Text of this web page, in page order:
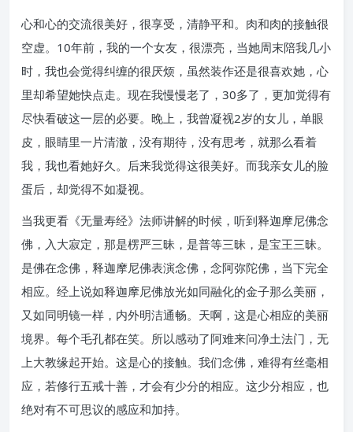
心和心的交流很美好，很享受，清静平和。肉和肉的接触很
空虚。10年前，我的一个女友，很漂亮，当她周末陪我几小
时，我也会觉得纠缠的很厌烦，虽然装作还是很喜欢她，心
里却希望她快点走。现在我慢慢老了，30多了，更加觉得有
尽快看破这一层的必要。晚上，我曾凝视2岁的女儿，单眼
皮，眼睛里一片清澈，没有期待，没有思考，就那么看着
我，我也看她好久。后来我觉得这很美好。而我亲女儿的脸
蛋后，却觉得不如凝视。
当我更看《无量寿经》法师讲解的时候，听到释迦摩尼佛念
佛，入大寂定，那是楞严三昧，是普等三昧，是宝王三昧。
是佛在念佛，释迦摩尼佛表演念佛，念阿弥陀佛，当下完全
相应。经上说如释迦摩尼佛放光如同融化的金子那么美丽，
又如同明镜一样，内外明洁通畅。天啊，这是心相应的美丽
境界。每个毛孔都在笑。所以感动了阿难来问净土法门，无
上大教缘起开始。这是心的接触。我们念佛，难得有丝毫相
应，若修行五戒十善，才会有少分的相应。这少分相应，也
绝对有不可思议的感应和加持。